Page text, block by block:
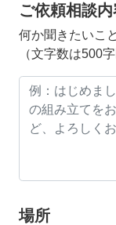
ご依頼相談
何か聞きたいこ
（文字数は500字
場所